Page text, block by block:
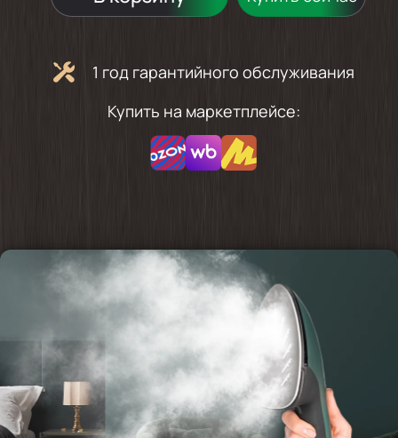
1 год гарантийного обслуживания
Купить на маркетплейсе: